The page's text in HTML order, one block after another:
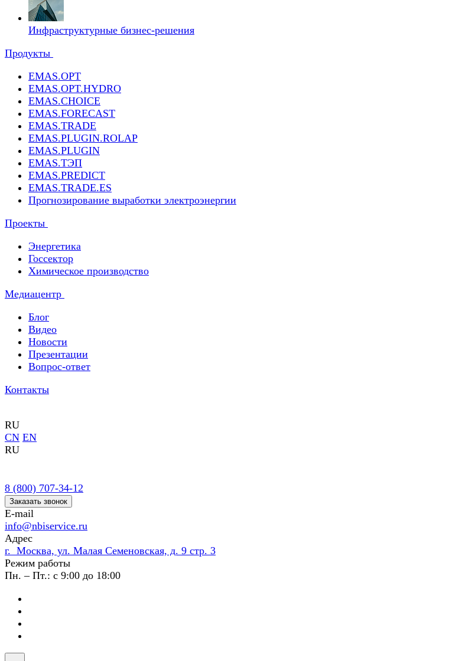
Инфраструктурные бизнес-решения
Продукты
EMAS.OPT
EMAS.OPT.HYDRO
EMAS.CHOICE
EMAS.FORECAST
EMAS.TRADE
EMAS.PLUGIN.ROLAP
EMAS.PLUGIN
EMAS.ТЭП
EMAS.PREDICT
EMAS.TRADE.ES
Прогнозирование выработки электроэнергии
Проекты
Энергетика
Госсектор
Химическое производство
Медиацентр
Блог
Видео
Новости
Презентации
Вопрос-ответ
Контакты
RU
CN EN
RU
8 (800) 707-34-12
Заказать звонок
E-mail
info@nbiservice.ru
Адрес
г. Москва, ул. Малая Семеновская, д. 9 стр. 3
Режим работы
Пн. – Пт.: с 9:00 до 18:00